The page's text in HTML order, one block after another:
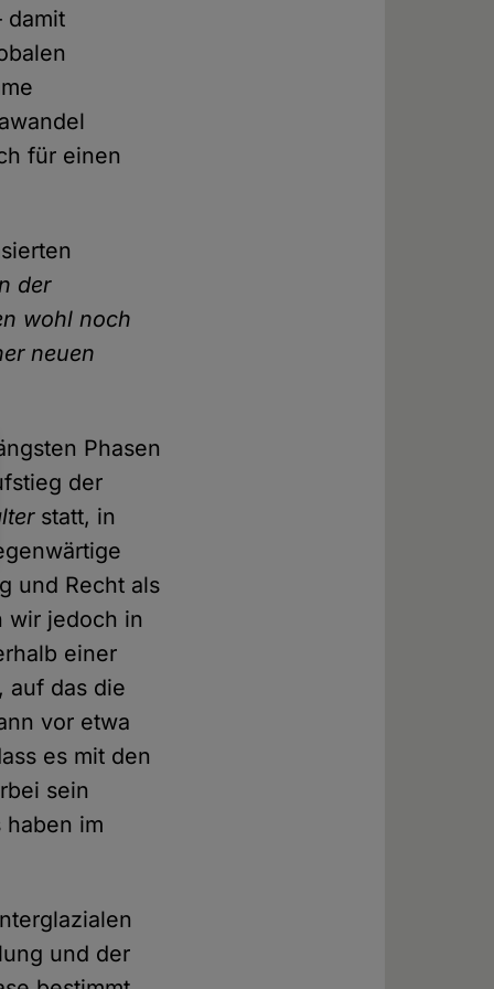
damit
für einen
der
wohl noch
neuen
Phasen
der
statt, in
und Recht als
wir jedoch in
einer
, auf das die
vor etwa
es mit den
sein
haben im
und der